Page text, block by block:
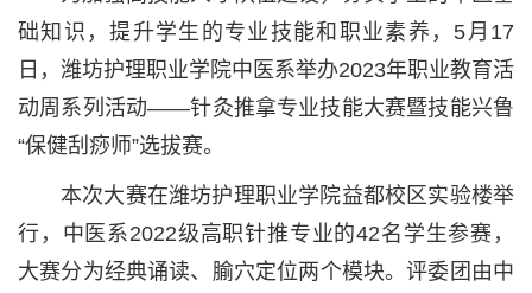
础知识，提升学生的专业技能和职业素养，5月17
日，潍坊护理职业学院中医系举办2023年职业教育活
动周系列活动——针灸推拿专业技能大赛暨技能兴鲁
“保健刮痧师”选拔赛。
本次大赛在潍坊护理职业学院益都校区实验楼举
行，中医系2022级高职针推专业的42名学生参赛，
大赛分为经典诵读、腧穴定位两个模块。评委团由中